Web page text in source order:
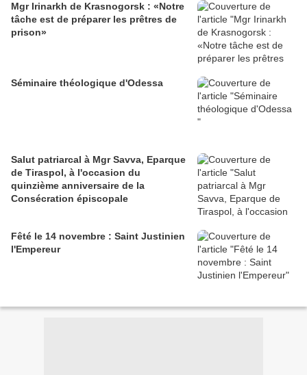
Mgr Irinarkh de Krasnogorsk : «Notre
tâche est de préparer les prêtres de
prison»
Séminaire théologique d'Odessa
Salut patriarcal à Mgr Savva, Eparque
de Tiraspol, à l'occasion du
quinzième anniversaire de la
Consécration épiscopale
Fêté le 14 novembre : Saint Justinien
l'Empereur